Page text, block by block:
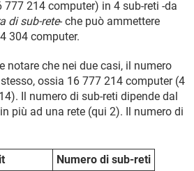
777 214 computer) in 4 sub-reti -da
di sub-rete- che può ammettere
304 computer.
notare che nei due casi, il numero
ossia 16 777 214 computer (4
Il numero di sub-reti dipende dal
più ad una rete (qui 2). Il numero di
Numero di sub-reti